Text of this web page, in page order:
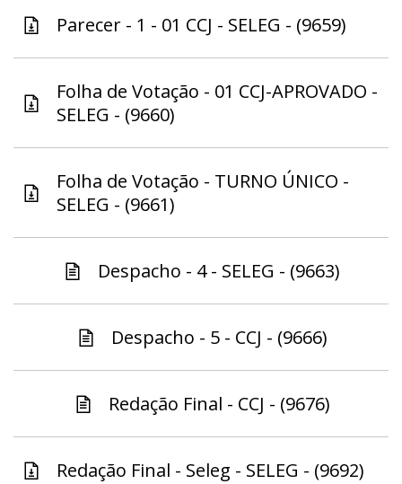
Parecer - 1 - 01 CCJ - SELEG - (9659)
Folha de Votação - 01 CCJ-APROVADO -
SELEG - (9660)
Folha de Votação - TURNO ÚNICO -
SELEG - (9661)
Despacho - 4 - SELEG - (9663)
Despacho - 5 - CCJ - (9666)
Redação Final - CCJ - (9676)
Redação Final - Seleg - SELEG - (9692)